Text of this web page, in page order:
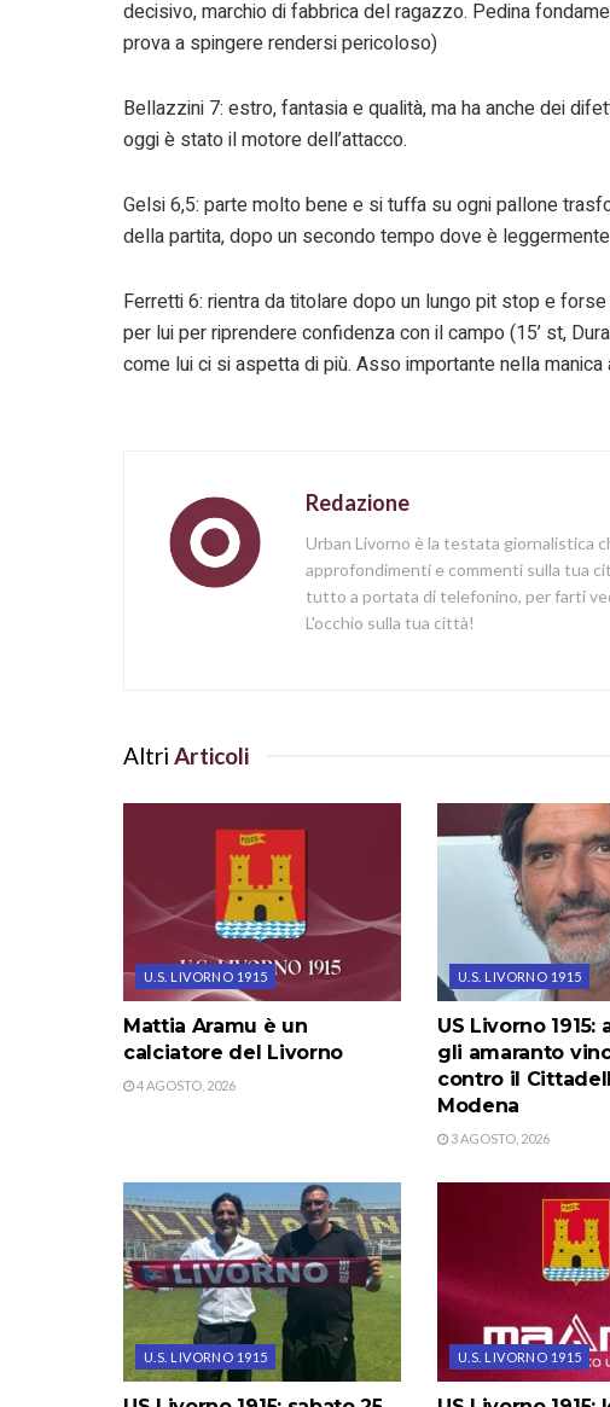
decisivo, marchio di fabbrica del ragazzo. Pedina
prova a spingere rendersi pericoloso)
Bellazzini 7: estro, fantasia e qualità, ma ha anche dei
oggi è stato il motore dell’attacco.
Gelsi 6,5: parte molto bene e si tuffa su ogni pallone
della partita, dopo un secondo tempo dove è
Ferretti 6: rientra da titolare dopo un lungo pit stop e
per lui per riprendere confidenza con il campo (15’ st,
come lui ci si aspetta di più. Asso importante nella manica
Redazione
Urban Livorno è la testata giornalistica
approfondimenti e commenti sulla tua
tutto a portata di telefonino, per farti
L'occhio sulla tua città!
Altri Articoli
U.S. LIVORNO 1915
Mattia Aramu è un
calciatore del Livorno
4 AGOSTO, 2026
U.S. LIVORNO 1915
US Livorno 1915:
gli amaranto
contro il
Modena
3 AGOSTO, 2026
U.S. LIVORNO 1915 U.S. LIVORNO 1915